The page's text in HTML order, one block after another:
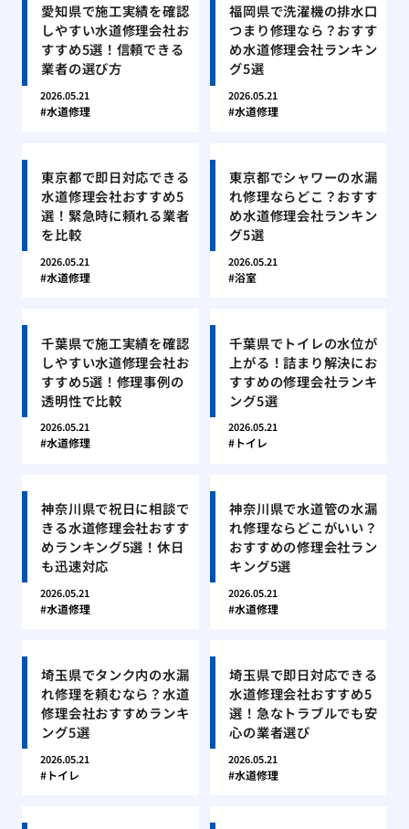
愛知県で施工実績を確認
しやすい水道修理会社お
すすめ5選！信頼できる
業者の選び方
2026.05.21
水道修理
福岡県で洗濯機の排水口
つまり修理なら？おすす
め水道修理会社ランキン
グ5選
2026.05.21
水道修理
東京都で即日対応できる
水道修理会社おすすめ5
選！緊急時に頼れる業者
を比較
2026.05.21
水道修理
東京都でシャワーの水漏
れ修理ならどこ？おすす
め水道修理会社ランキン
グ5選
2026.05.21
浴室
千葉県で施工実績を確認
しやすい水道修理会社お
すすめ5選！修理事例の
透明性で比較
2026.05.21
水道修理
千葉県でトイレの水位が
上がる！詰まり解決にお
すすめの修理会社ランキ
ング5選
2026.05.21
トイレ
神奈川県で祝日に相談で
きる水道修理会社おすす
めランキング5選！休日
も迅速対応
2026.05.21
水道修理
神奈川県で水道管の水漏
れ修理ならどこがいい？
おすすめの修理会社ラン
キング5選
2026.05.21
水道修理
埼玉県でタンク内の水漏
れ修理を頼むなら？水道
修理会社おすすめランキ
ング5選
2026.05.21
トイレ
埼玉県で即日対応できる
水道修理会社おすすめ5
選！急なトラブルでも安
心の業者選び
2026.05.21
水道修理